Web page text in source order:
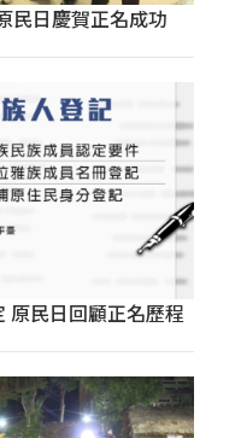
民日慶賀正名成功
原民日回顧正名歷程